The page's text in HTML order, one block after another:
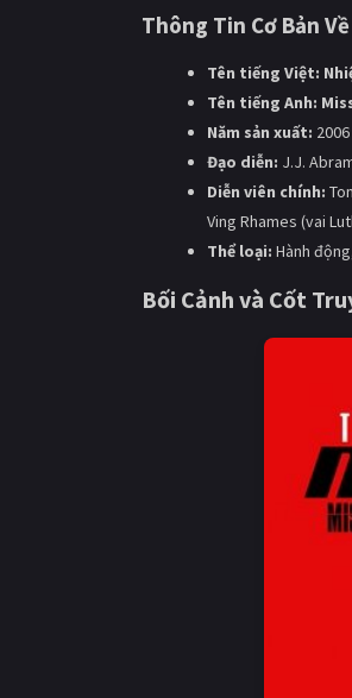
Thông Tin Cơ Bản Về
Tên tiếng Việt:
Tên tiếng Anh:
Năm sản xuất: 2006
Đạo diễn: J.J.
Diễn viên chính:
Ving Rhames (vai
Thể loại: Hành
Bối Cảnh và Cốt